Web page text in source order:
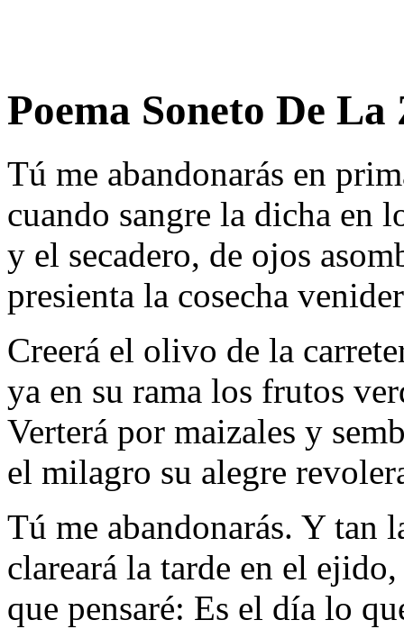
Poema Soneto De
Tú me abandonarás en
cuando sangre la dicha en
y el secadero, de ojos
presienta la cosecha
Creerá el olivo de la
ya en su rama los frutos
Verterá por maizales y
el milagro su alegre
Tú me abandonarás. Y tan
clareará la tarde en el ejido,
que pensaré: Es el día lo